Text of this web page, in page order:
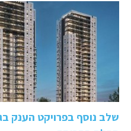
שלב נוסף בפרויקט הענק